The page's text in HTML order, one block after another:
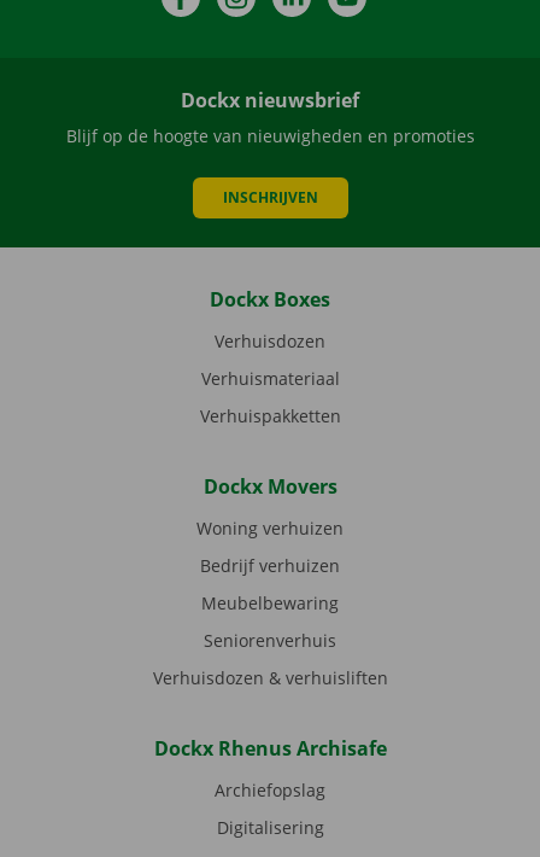
Dockx nieuwsbrief
Blijf op de hoogte van nieuwigheden en promoties
INSCHRIJVEN
Dockx Boxes
Verhuisdozen
Verhuismateriaal
Verhuispakketten
Dockx Movers
Woning verhuizen
Bedrijf verhuizen
Meubelbewaring
Seniorenverhuis
Verhuisdozen & verhuisliften
Dockx Rhenus Archisafe
Archiefopslag
Digitalisering